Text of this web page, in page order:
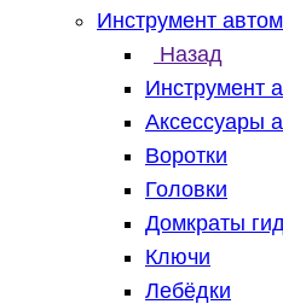
Инструмент
Назад
Инструмент
Аксессуары
Воротки
Головки
Домкраты
Ключи
Лебёдки